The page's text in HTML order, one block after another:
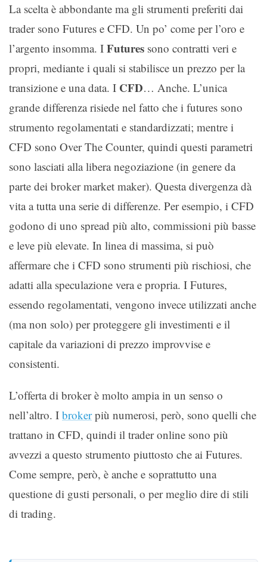
La scelta è abbondante ma gli strumenti preferiti dai
trader sono Futures e CFD. Un po’ come per l’oro e
l’argento insomma. I Futures sono contratti veri e
propri, mediante i quali si stabilisce un prezzo per la
transizione e una data. I CFD… Anche. L’unica
grande differenza risiede nel fatto che i futures sono
strumento regolamentati e standardizzati; mentre i
CFD sono Over The Counter, quindi questi parametri
sono lasciati alla libera negoziazione (in genere da
parte dei broker market maker). Questa divergenza dà
vita a tutta una serie di differenze. Per esempio, i CFD
godono di uno spread più alto, commissioni più basse
e leve più elevate. In linea di massima, si può
affermare che i CFD sono strumenti più rischiosi, che
adatti alla speculazione vera e propria. I Futures,
essendo regolamentati, vengono invece utilizzati anche
(ma non solo) per proteggere gli investimenti e il
capitale da variazioni di prezzo improvvise e
consistenti.
L’offerta di broker è molto ampia in un senso o
nell’altro. I brokerpiù numerosi, però, sono quelli che
trattano in CFD, quindi il trader online sono più
avvezzi a questo strumento piuttosto che ai Futures.
Come sempre, però, è anche e soprattutto una
questione di gusti personali, o per meglio dire di stili
di trading.